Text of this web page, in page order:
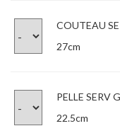
COUTEAU
27cm
PELLE SERV
22.5cm